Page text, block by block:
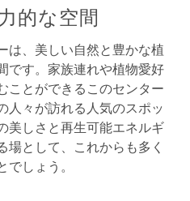
的な空間
は、美しい自然と豊かな植
です。家族連れや植物愛好
ことができるこのセンター
人々が訪れる人気のスポッ
美しさと再生可能エネルギ
場として、これからも多く
しょう。